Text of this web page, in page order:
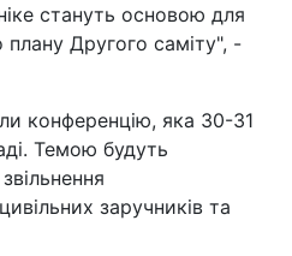
стануть основою для
Другого саміту", -
конференцію, яка 30-31
Темою будуть
заручників та